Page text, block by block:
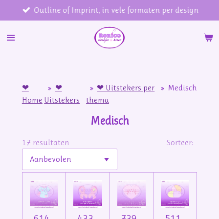
direct
naar
Outline of Imprint, in vele formaten per design
❤
Home
» ❤
Uitstekers
» ❤ Uitstekers per
thema
» Medisch
Medisch
17 resultaten Sorteer: